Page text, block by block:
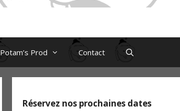
Potam’s Prod Contact
Réservez nos prochaines dates